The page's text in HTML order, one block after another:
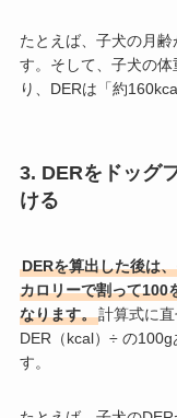
たとえば、子犬の月
す。そして、子犬の
り、DERは「約
3. DERをドッグ
ける
DERを算出した後は
カロリーで割って100
なります。計算式に
DER（kcal）÷ の
す。